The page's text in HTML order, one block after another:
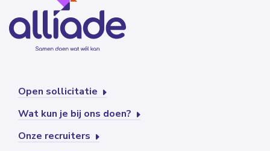
Open sollicitatie
Wat kun je bij ons doen?
Onze recruiters